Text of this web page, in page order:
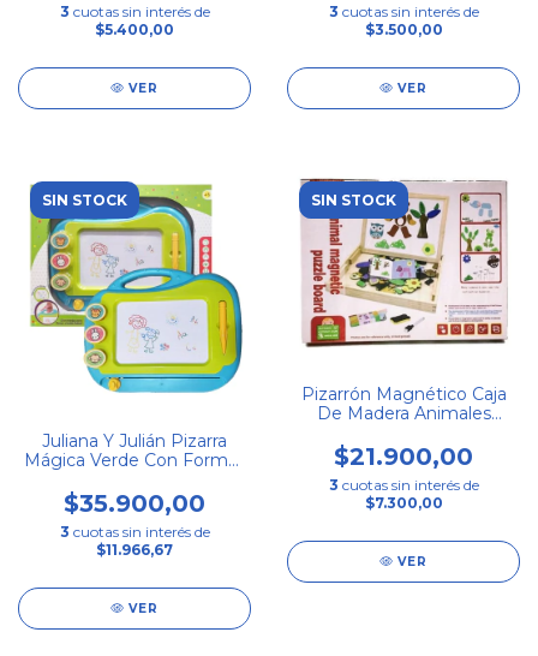
3 cuotas sin interés de
$5.400,00
VER
3 cuotas sin interés de
$3.500,00
VER
SIN STOCK
Juliana Y Julián Pizarra
Mágica Verde Con Formas
$35.900,00
3 cuotas sin interés de
$11.966,67
VER
SIN STOCK
Pizarrón Magnético Caja
De Madera Animales
$21.900,00
3 cuotas sin interés de
$7.300,00
VER